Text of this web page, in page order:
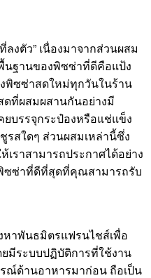
งตัว” เนื่องมาจากส่วนผสม
นฐานของพิซซ่าที่ดีคือแป้ง
งพิซซ่าสดใหม่ทุกวันในร้าน
ดที่ผสมผสานกันอย่างมี
บรรจุกระป๋องหรือแช่แข็ง
รสใดๆ ส่วนผสมเหล่านี้ซึ่ง
เราสามารถประกาศได้อย่าง
ซซ่าที่ดีที่สุดที่คุณสามารถรับ
หาพันธมิตรแฟรนไชส์เพื่อ
มีระบบปฏิบัติการที่ใช้งาน
ณ์ด้านอาหารมาก่อน ถือเป็น